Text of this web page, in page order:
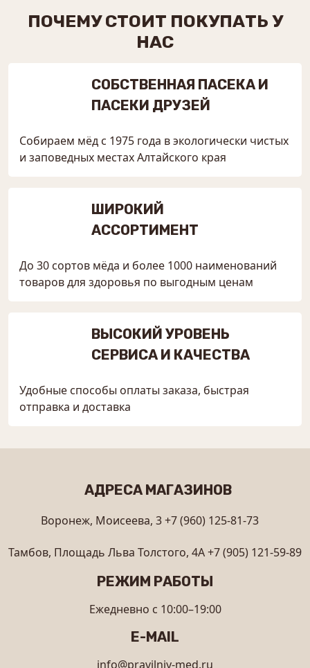
ПОЧЕМУ СТОИТ ПОКУПАТЬ У
НАС
СОБСТВЕННАЯ ПАСЕКА И
ПАСЕКИ ДРУЗЕЙ
Собираем мёд с 1975 года в экологически чистых
и заповедных местах Алтайского края
ШИРОКИЙ
АССОРТИМЕНТ
До 30 сортов мёда и более 1000 наименований
товаров для здоровья по выгодным ценам
ВЫСОКИЙ УРОВЕНЬ
СЕРВИСА И КАЧЕСТВА
Удобные способы оплаты заказа, быстрая
отправка и доставка
АДРЕСА МАГАЗИНОВ
Воронеж, Моисеева, 3+7 (960) 125-81-73
Тамбов, Площадь Льва Толстого, 4А+7 (905) 121-59-89
РЕЖИМ РАБОТЫ
Ежедневно с 10:00–19:00
E-MAIL
info@pravilniy-med.ru